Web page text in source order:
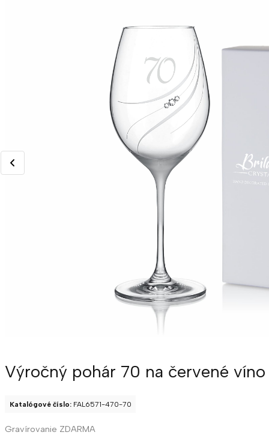
Výročný pohár 70 na červené
Katalógové číslo: FAL6571-470-70
Gravírovanie ZDARMA